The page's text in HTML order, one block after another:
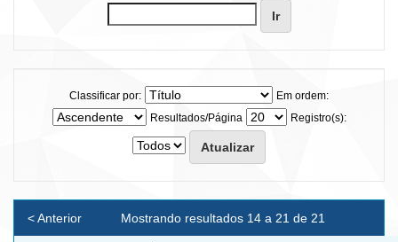
Classificar por:
Em ordem:
Resultados/Página
Registro(s):
Mostrando resultados 14 a 21 de 21
< Anterior